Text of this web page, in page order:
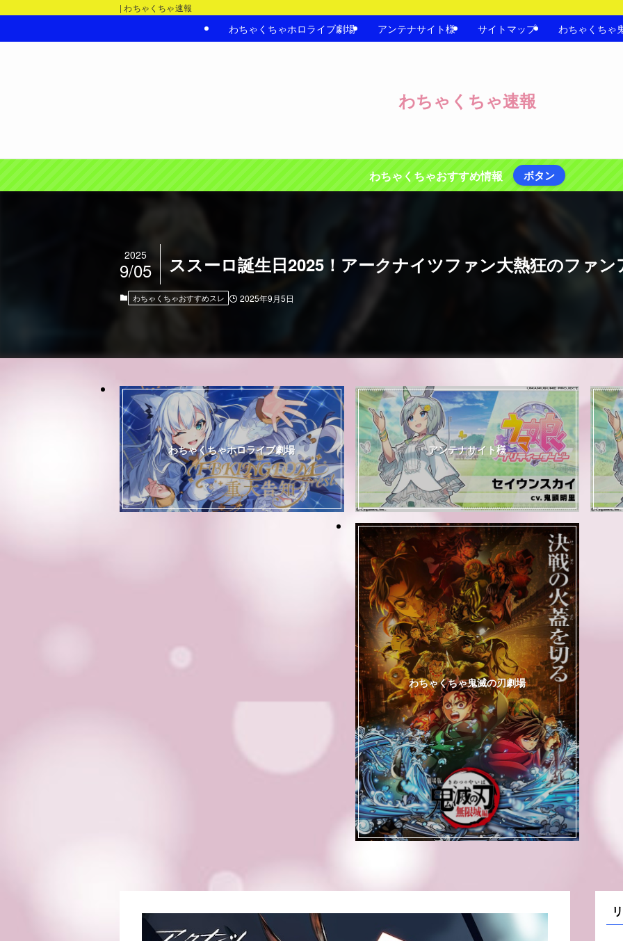
| わちゃくちゃ速報
わちゃくちゃ速報
わちゃくちゃホロライブ劇場 アンテナサイト様 サイトマップ わちゃくちゃ
わちゃくちゃおすすめ情報 ボタン
ススーロ誕生日2025！アークナイツファン大熱狂のファン
2025
9/05
わちゃくちゃおすすめスレ 2025年9月5日
わちゃくちゃホロライブ劇場 アンテナサイト様
わちゃくちゃ鬼滅の刃劇場